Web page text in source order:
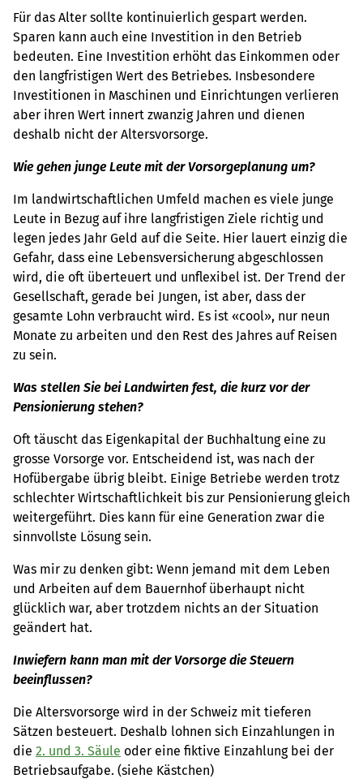
Für das Alter sollte kontinuierlich gespart werden.
Sparen kann auch eine Investition in den Betrieb
bedeuten. Eine Investition erhöht das Einkommen oder
den langfristigen Wert des Betriebes. Insbesondere
Investitionen in Maschinen und Einrichtungen verlieren
aber ihren Wert innert zwanzig Jahren und dienen
deshalb nicht der Altersvorsorge.
Wie gehen junge Leute mit der Vorsorgeplanung um?
Im landwirtschaftlichen Umfeld machen es viele junge
Leute in Bezug auf ihre langfristigen Ziele richtig und
legen jedes Jahr Geld auf die Seite. Hier lauert einzig die
Gefahr, dass eine Lebensversicherung abgeschlossen
wird, die oft überteuert und unflexibel ist. Der Trend der
Gesellschaft, gerade bei Jungen, ist aber, dass der
gesamte Lohn verbraucht wird. Es ist «cool», nur neun
Monate zu arbeiten und den Rest des Jahres auf Reisen
zu sein.
Was stellen Sie bei Landwirten fest, die kurz vor der
Pensionierung stehen?
Oft täuscht das Eigenkapital der Buchhaltung eine zu
grosse Vorsorge vor. Entscheidend ist, was nach der
Hofübergabe übrig bleibt. Einige Betriebe werden trotz
schlechter Wirtschaftlichkeit bis zur Pensionierung gleich
weitergeführt. Dies kann für eine Generation zwar die
sinnvollste Lösung sein.
Was mir zu denken gibt: Wenn jemand mit dem Leben
und Arbeiten auf dem Bauernhof überhaupt nicht
glücklich war, aber trotzdem nichts an der Situation
geändert hat.
Inwiefern kann man mit der Vorsorge die Steuern
beeinflussen?
Die Altersvorsorge wird in der Schweiz mit tieferen
Sätzen besteuert. Deshalb lohnen sich Einzahlungen in
die 2. und 3. Säule oder eine fiktive Einzahlung bei der
Betriebsaufgabe. (siehe Kästchen)